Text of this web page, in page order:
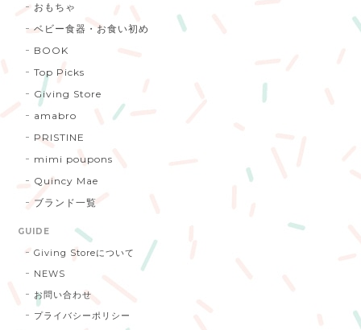
おもちゃ
ベビー食器・お食い初め
BOOK
Top Picks
Giving Store
amabro
PRISTINE
mimi poupons
Quincy Mae
ブランド一覧
GUIDE
Giving Storeについて
NEWS
お問い合わせ
プライバシーポリシー